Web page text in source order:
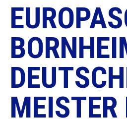
MEISTER